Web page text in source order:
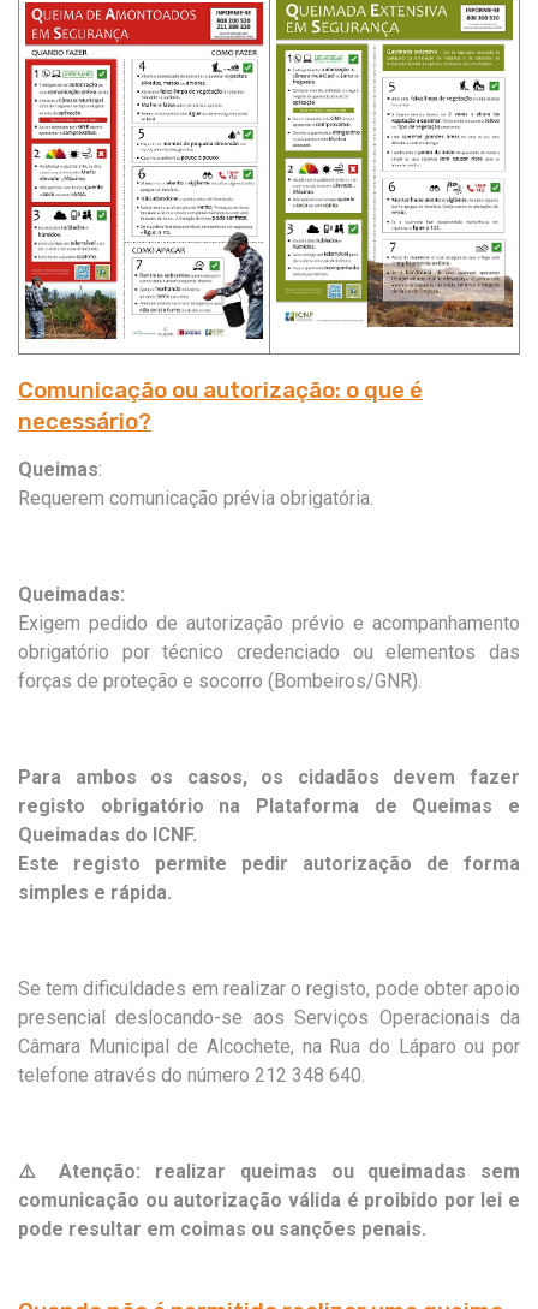
Comunicação ou autorização: o que é
necessário?
Queimas:
Requerem comunicação prévia obrigatória.
Queimadas:
Exigem pedido de autorização prévio e acompanhamento
obrigatório por técnico credenciado ou elementos das
forças de proteção e socorro (Bombeiros/GNR).
Para ambos os casos, os cidadãos devem fazer
registo obrigatório na Plataforma de Queimas e
Queimadas do ICNF.
Este registo permite pedir autorização de forma
simples e rápida.
Se tem dificuldades em realizar o registo, pode obter apoio
presencial deslocando-se aos Serviços Operacionais da
Câmara Municipal de Alcochete, na Rua do Láparo ou por
telefone através do número 212 348 640.
⚠️ Atenção: realizar queimas ou queimadas sem
comunicação ou autorização válida é proibido por lei e
pode resultar em coimas ou sanções penais.